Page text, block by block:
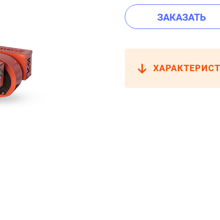
ЗАКАЗАТЬ